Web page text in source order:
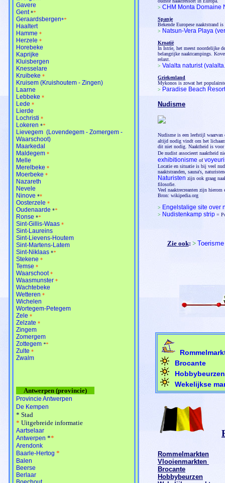
Gavere
Gent **
Geraardsbergen**
Haaltert
Hamme *
Herzele *
Horebeke
Kaprijke
Kluisbergen
Knesselare
Kruibeke *
Kruisem (Kruishoutem - Zingen)
Laarne
Lebbeke *
Lede *
Lierde
Lochristi *
Lokeren **
Lievegem (Lovendegem - Zomergem -
Waarschoot)
Maarkedal
Maldegem *
Melle
Merelbeke *
Moerbeke *
Nazareth
Nevele
Ninove **
Oosterzele *
Oudenaarde **
Ronse **
Sint-Gillis-Waas *
Sint-Laureins
Sint-Lievens-Houtem
Sint-Martens-Latem
Sint-Niklaas **
Stekene *
Temse *
Waarschoot *
Waasmunster *
Wachtebeke
Wetteren *
Wichelen
Wortegem-Petegem
Zele *
Zelzate *
Zingem
Zomergem
Zottegem **
Zulte *
Zwalm
Antwerpen (provincie)
Provincie Antwerpen
De Kempen
* Stad
* Uitgebreide informatie
Aartselaar
Antwerpen **
Arendonk
Baarle-Hertog *
Balen
Beerse
Berlaar
> CHM Monta Domaine
Spanje
Bekende Europese naaktstrand
> Natsun-Vera Playa
Kroatië
In Istrïe, het meest noordelijke
belangrijke naaktcampings.
relaxt.
> Valalta naturist
Griekenland
Mykonos is zowat het
> Paradise Beach
Nudisme
Nudisme is een leefstijl waarvan
altijd nodig vindt om het lichaam
dit niet nodig. Naaktheid is
De nudist associeert naaktheid
exhibitionisme of
Locatie en situatie is bij veel
naaktstranden, sauna's,
Naturisten zijn ook graag
filosofie.
Veel naaktrecreanten zijn hierom
Bron: wikipedia.org
> Engelstalige site over
> Nudistenkamp strip =
Zie ook: >
Brocante
Wekelijkse
Rommelmarkten
Vlooienmarkten
Brocante
Hobbybeurzen